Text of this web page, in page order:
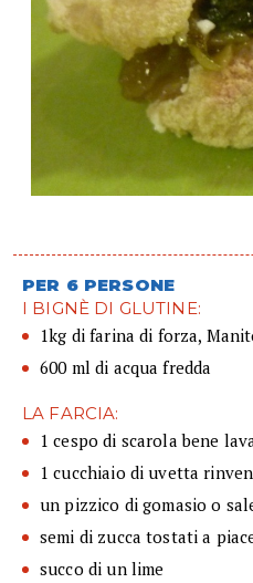
PER 6 PERSONE
I BIGNÈ DI GLUTINE:
1kg di farina di forza,
600 ml di acqua fredda
LA FARCIA:
1 cespo di scarola bene
1 cucchiaio di uvetta
un pizzico di gomasio o
semi di zucca tostati a
succo di un lime